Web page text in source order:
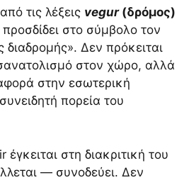
τις λέξεις vegur(δρόμος)
στο σύμβολο τον
διαδρομής». Δεν πρόκειται
στον χώρο, αλλά
στην εσωτερική
πορεία του
στη διακριτική του
— συνοδεύει. Δεν